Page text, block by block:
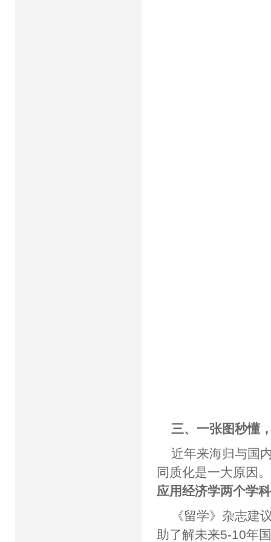
三、一张图秒懂
近年来海归与国
同质化是一大原因
应用经济学两个学
《留学》杂志建
助了解未来5-10年